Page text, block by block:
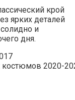
крой
ярких деталей
и
дня.
2020-